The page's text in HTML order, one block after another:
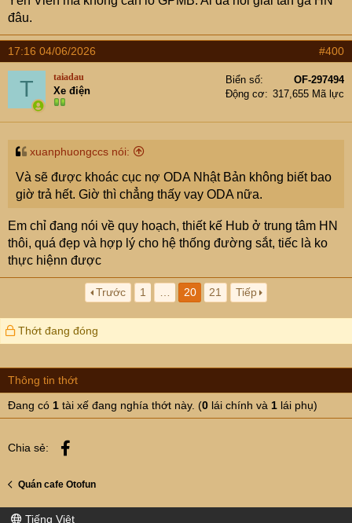
đâu.
17:16 04/06/2026 #400
T taiadau
Xe điện
Biển số
OF-297494
Động cơ
317,655 Mã lực
xuanphuongccs nói:
Và sẽ được khoác cục nợ ODA Nhật Bản không biết bao
giờ trả hết. Giờ thì chẳng thấy vay ODA nữa.
Em chỉ đang nói về quy hoạch, thiết kế Hub ở trung tâm HN
thôi, quá đẹp và hợp lý cho hệ thống đường sắt, tiếc là ko
thực hiệnn được
Trước 1 20 21 Tiếp
Thớt đang đóng
Thông tin thớt
Đang có 1 tài xế đang nghía thớt này. (0 lái chính và 1 lái phụ)
Chia sẻ:
Quán cafe Otofun
Tiếng Việt